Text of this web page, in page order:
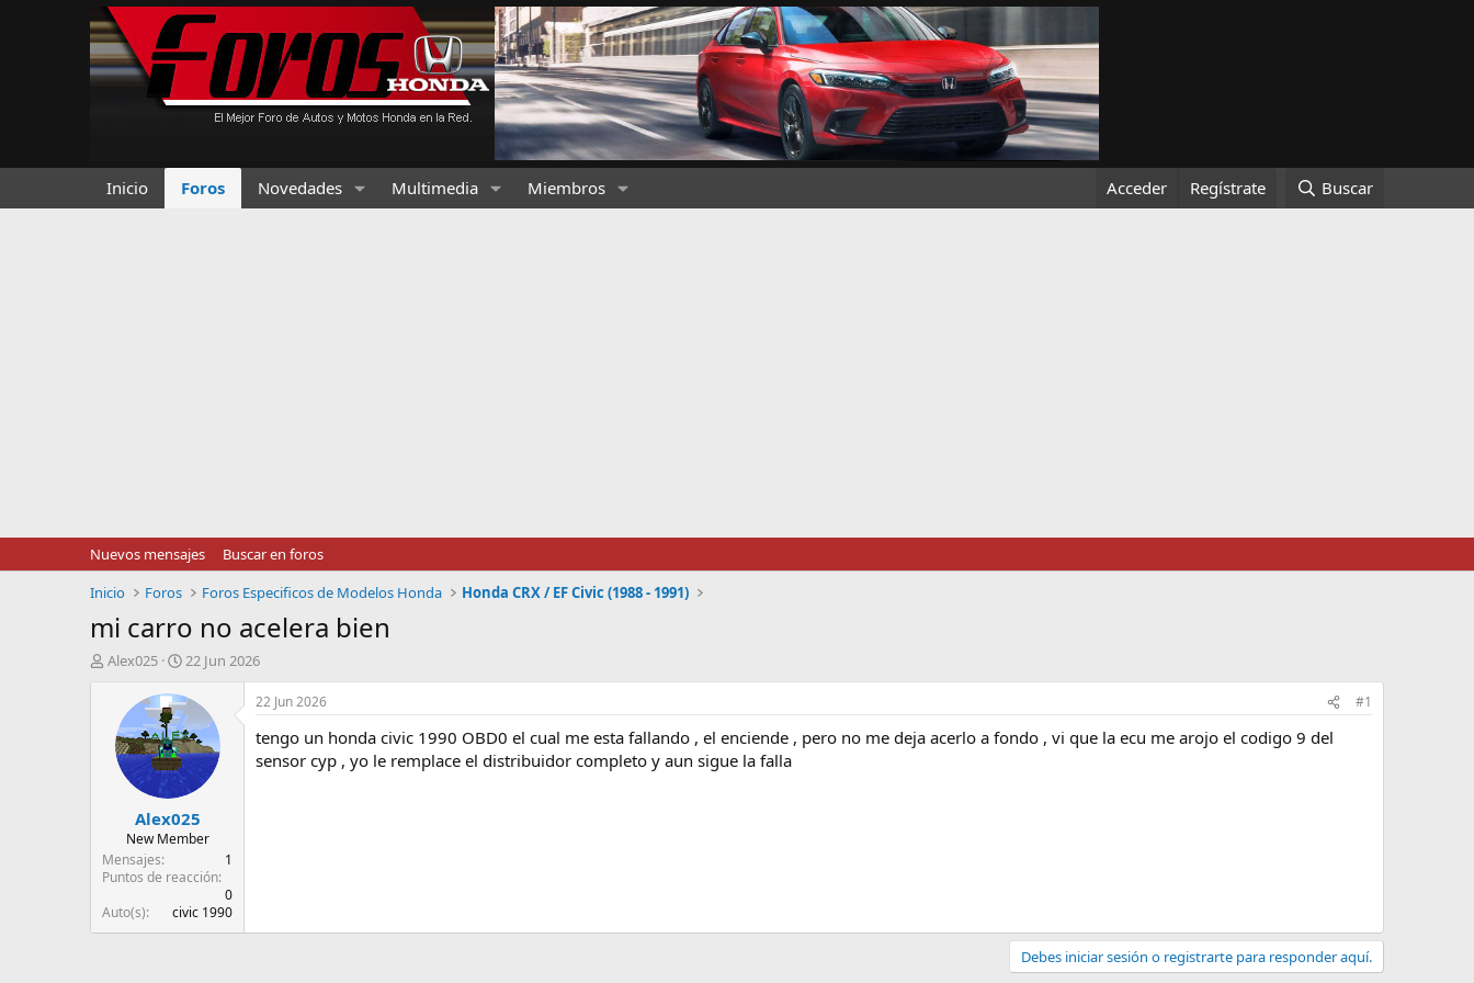
Inicio Foros Novedades Multimedia Miembros Acceder Regístrate Buscar
Nuevos mensajes
Buscar en foros
Inicio
Foros Foros Especificos de Modelos Honda Honda CRX / EF Civic (1988 - 1991)
mi carro no acelera bien
I
e
l
e
m
Alex025
F
c
h
a
d
e
i
n
i
i
22 Jun 2026
Alex025
New Member
Mensajes
1
Puntos de reacción
0
Auto(s)
civic 1990
22 Jun 2026 #1
tengo un honda civic 1990 OBD0 el cual me esta fallando , el enciende , pero no me deja acerlo a fondo , vi que la ecu me arojo el codigo 9 del
sensor cyp , yo le remplace el distribuidor completo y aun sigue la falla
Debes iniciar sesión o registrarte para responder aquí.